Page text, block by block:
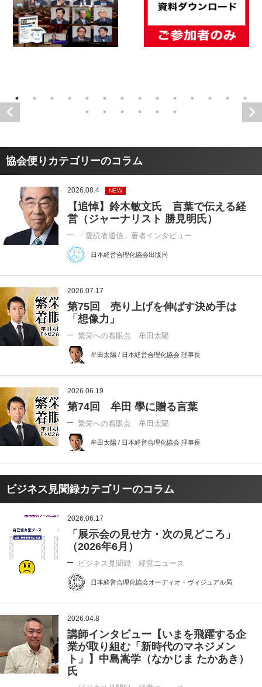
協会便りカテゴリーのコラム
2026.08.4 NEW
【追悼】鈴木敏文氏 言葉で伝える経
営（ジャーナリスト 勝見明氏）
「愛読者通信」著者インタビュー
日本経営合理化協会出版局
2026.07.17
第75回 売り上げを伸ばす決め手は
「想像力」
繁栄への着眼点 牟田太陽
牟田太陽 / 日本経営合理化協会 理事長
2026.06.19
第74回 牟田 學に贈る言葉
繁栄への着眼点 牟田太陽
牟田太陽 / 日本経営合理化協会 理事長
ビジネス見聞録カテゴリーのコラム
2026.06.17
「展示会の見せ方・次の見どころ」
（2026年6月）
ビジネス見聞録 経営ニュース
日本経営合理化協会オーディオ・ヴィジュアル局
2026.04.8
講師インタビュー【いまを飛躍する企
業が取り組む「新時代のマネジメン
ト」】中島嵩学（なかじま たかあき）
氏